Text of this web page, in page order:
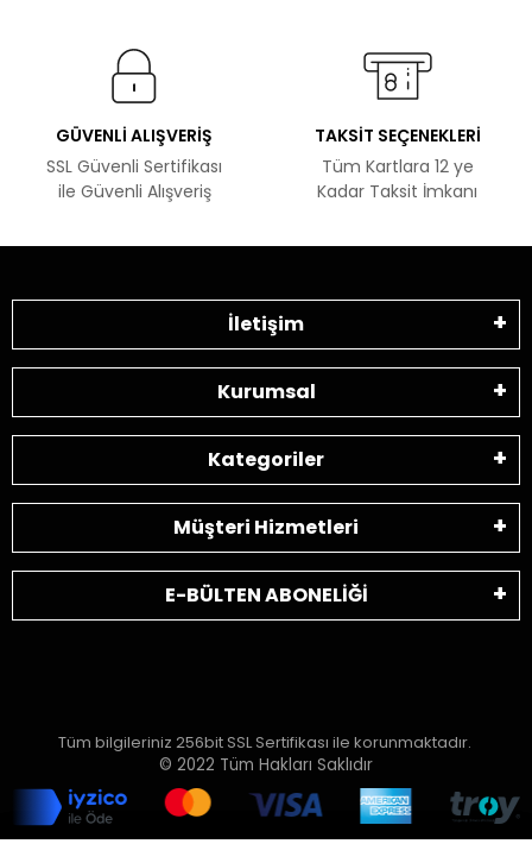
GÜVENLİ ALIŞVERİŞ
SSL Güvenli Sertifikası
ile Güvenli Alışveriş
TAKSİT SEÇENEKLERİ
Tüm Kartlara 12 ye
Kadar Taksit İmkanı
İletişim
Kurumsal
Kategoriler
Müşteri Hizmetleri
E-BÜLTEN ABONELİĞİ
Tüm bilgileriniz 256bit SSL Sertifikası ile korunmaktadır.
© 2022 Tüm Hakları Saklıdır